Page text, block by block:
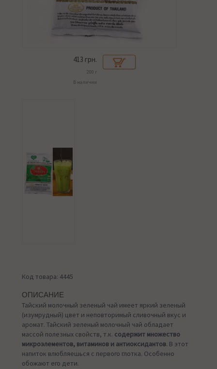
413 грн.
200 г
В наличии
Код товара: 4445
ОПИСАНИЕ
Тайский молочный зеленый чай имеет яркий зеленый
(изумрудный) цвет и неповторимый сливочный вкус и
аромат. Тайский зеленый молочный чай обладает
массой полезных свойств, т.к. содержит множество
микроэлементов, витаминов и антиоксидантов. В этот
напиток влюбляешься с первого глотка. Особенно
обожают его дети.